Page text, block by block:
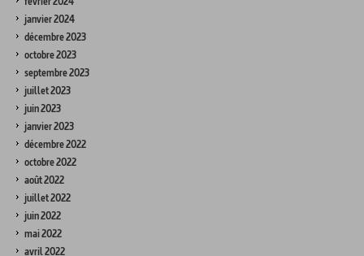
janvier 2024
décembre 2023
octobre 2023
septembre 2023
juillet 2023
juin 2023
janvier 2023
décembre 2022
octobre 2022
août 2022
juillet 2022
juin 2022
mai 2022
avril 2022